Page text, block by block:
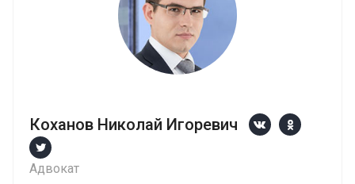
Коханов Николай Игоревич
Адвокат